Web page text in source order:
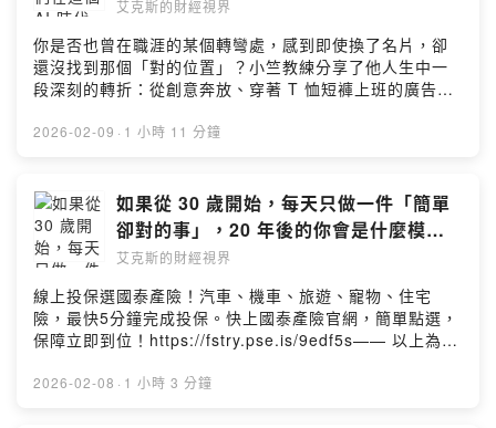
（如基礎研究員、一般行政、甚至初階工程師）將在未來
幾年被 AI 取代。唯有「好奇心」與「整合能力」是 AI 搶
不走的鐵飯碗。9. 教育的未來：看著孩子用 AI 學微積
分，輝哥預言未來的教育將走向極度客製化。學校的角色
將式微，主動學習的能力將決定下一代的貧富差距。10. 自
我反思工具：AI 不只能查資料，還能記錄你的思維慣性。
資不需要設目標價。如果它明年還在成長，你為什麼要賣
掉它？」• 「我用 AI，感覺就像無形之中有數十個研究員
在幫我工作。回不去了，真的回不去了。」• 「你如果不懂
得『長抱』，那你其實不需要投資股票，去存定存就
Call，你每年都能穩穩贏過它。」🎙️ 關於來賓輝哥（輝哥柴
柴） 前外資券商法人部自營主管，曾在金融市場打滾十餘
年，現為專職投資人與財經粉專「輝哥柴柴」版主。擅長
資決策流程，是一位擁抱科技、樂於分享的實戰派理財專
檔保護，是一種「很滑的存股方式」。-巨人傑的秘密：頂
尖交易員巨人傑的靈感來源並非內線，而是閱讀大量免費
的**「碩博士論文」**。這些論文經過嚴謹學術驗證，是挖
掘交易策略的寶庫。-羊群指標（巴尼指標）：觀察盤中微
就是真實散戶動向，通常這是一個有效的反向指標。-中年
精選金句-「講難聽一點，我都生得出這些員工了。但我都
辦得到，你們一定也辦得到。」-「巨人傑說，那些碩博士
論文都是很寶貴的資源，經過教授口試驗證，而且是免費
的。為什麼不拿來看？」-「存股如果你不懂得『調節』兩
個字，那你不要存股，你去存定存就好。」-「我就是想要
賺錢，讓家人過好生活。這有什麼錯？合規合法的賺錢，
是很重要的事情。🎙️ 關於來賓羊叔 前外資券商法人部主
管，現任高頻交易公司創辦人。一位非理工背景出身，卻
成功跨足超低延遲交易領域的實戰家；擅長運用 AI 工具優
的頭像，其實是在向宇宙發出「我準備好迎接美好」的訊
師針對不同類型的頭像給出了具體且溫暖的建議。例如，
女性若用頭髮過度遮蓋臉龐，可能象徵著情感上的自我糾
結；而背景的選擇——是穩重的靠山還是空洞的虛景，則
們刻意造作，而是提醒我們：整理頭像，也是在整理自己
量表來看，羞愧與自責處於最低頻，而愛與感恩則能將我
們帶往高頻的狀態。當我們處於高頻率時，自然容易吸引
同頻的人事物，這就是所謂的「貴人運」。與其向外苦求
機會，不如先從內在的感恩做起，相信「凡事發生皆有利
於我」，這股信念將成為你人生最強大的護身符。
Chapters00:00 開場01:28 從憂鬱症到瑜伽老師：一段自
我療癒的旅程06:10 昆達里尼的覺醒與靈性天線的開啟
15:00 頭髮遮臉與情感糾結：女性頭像的潛意識解碼21:00
容泛濫時的「信任經濟」，Max 將無私分享他如何帶領團
隊在 AI 浪潮中，不只活下來，更要活得無可取代。如果你
是創業者、行銷人，或是對未來職涯感到迷惘的工作者，
這一集將是你重塑思維的關鍵時刻【🎧 本集精華重點】🔥
破解 AI 時代的「內容通膨」 當 AI 能無限生成圖文影音，
網路內容將在三年內面臨「信任破產」。Max 告訴你，為
員工反彈？Max 與文軒分享實戰心法：別逼大家學技術！
從最簡單的「會議煉金術」（錄音轉文字 + AI 重點摘要）
開始，讓團隊一秒體驗效率暴增的爽感。💎 未來的商業模
式：從賣產品到賣「體驗」 電商紅利消退後，下一個金礦
了生產，人類的核心價值將轉向「體驗」與「策展」。去
睡你偶像的床，體驗他的生活，這才是 AI 做不到的事。🧠
人類的終極價值：互相激勵 (Inspire) 當機器人 + AI 取代
觀點：人類將回歸到「激勵他人找到方向」。學校沒教的
艾克斯的財經視界
你是否也曾在職涯的某個轉彎處，感到即使換了名片，卻
還沒找到那個「對的位置」？小竺教練分享了他人生中一
段深刻的轉折：從創意奔放、穿著 T 恤短褲上班的廣告
初，面對法遵部門（Compliance）層層的審核與紅線，他
之友」。他開始理解對方的恐懼，用對方的語言溝通，最
終發現——原來「框架」並不是為了限制我們，而是為了
讓我們在安全範圍內，展現出最值得被信任的專業價值。
這段從「對抗」到「共舞」的歷程，或許正是我們面對人
生下半場挑戰時，最需要的溫柔智慧。【本集深度啟發】
🌿 關於自我介紹：名字只是一個代號，「角色」才是連結
的開始許多人在介紹自己時，總是急著說出名字與頭銜，
卻忘了告訴對方「我是誰，能為你帶來什麼」。小竺教練
提醒我們，在開口之前，先釐清自己在當下的「角色定
2026-02-09 · 1 小時 11 分鐘
如果從 30 歲開始，每天只做一件「簡單
卻對的事」，20 年後的你會是什麼模
樣？：CWC C大 x 謝銘元深度對談
艾克斯的財經視界
線上投保選國泰產險！汽車、機車、旅遊、寵物、住宅
險，最快5分鐘完成投保。快上國泰產險官網，簡單點選，
保障立即到位！https://fstry.pse.is/9edf5s—— 以上為
年輕人一樣，對未來有些迷惘，但他做了一個與眾不同的
2026-02-08 · 1 小時 3 分鐘